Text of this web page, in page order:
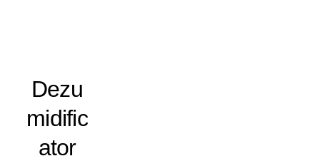
Dezu
midific
ator